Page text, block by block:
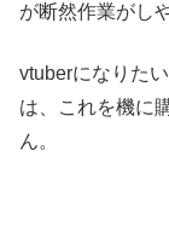
が断然作業がし
vtuberになりた
は、これを機に
ん。